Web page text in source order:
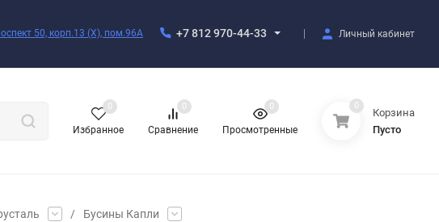
50, корп.13 (X), пом.96А +7 812 970-44-33 Личный кабинет
Избранное
0
Сравнение
0
Просмотренные
0 0
Корзина
Пусто
/
Бусины Капли